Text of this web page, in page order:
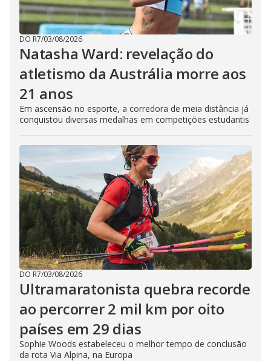
DO R7/03/08/2026
Natasha Ward: revelação do
atletismo da Austrália morre aos
21 anos
Em ascensão no esporte, a corredora de meia distância já
conquistou diversas medalhas em competições estudantis
DO R7/03/08/2026
Ultramaratonista quebra recorde
ao percorrer 2 mil km por oito
países em 29 dias
Sophie Woods estabeleceu o melhor tempo de conclusão
da rota Via Alpina, na Europa